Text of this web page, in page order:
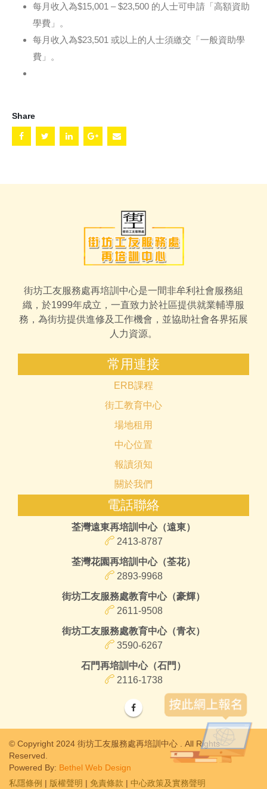
每月收入為$15,001 – $23,500 的人士可申請「高額資助
學費」。
每月收入為$23,501 或以上的人士須繳交「一般資助學
費」。
Share
街坊工友服務處再培訓中心是一間非牟利社會服務組
織，於1999年成立，一直致力於社區提供就業輔導服
務，為街坊提供進修及工作機會，並協助社會各界拓展
人力資源。
常用連接
ERB課程
街工教育中心
場地租用
中心位置
報讀須知
關於我們
電話聯絡
荃灣遠東再培訓中心（遠東）
2413-8787
荃灣花園再培訓中心（荃花）
2893-9968
街坊工友服務處教育中心（豪輝）
2611-9508
街坊工友服務處教育中心（青衣）
3590-6267
石門再培訓中心（石門）
2116-1738
© Copyright 2024 街坊工友服務處再培訓中心 . All Rights
Reserved.
Powered By: Bethel Web Design
私隱條例
版權聲明 免責條款 中心政策及實務聲明